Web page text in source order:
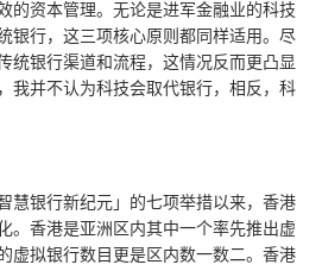
的资本管理。无论是进军金融业的科技
银行，这三项核心原则都同样适用。尽
统银行渠道和流程，这情况反而更凸显
我并不认为科技会取代银行，相反，科
慧银行新纪元」的七项举措以来，香港
。香港是亚洲区内其中一个率先推出虚
虚拟银行数目更是区内数一数二。香港